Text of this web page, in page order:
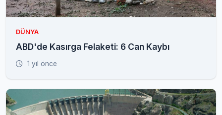
DÜNYA
ABD'de Kasırga Felaketi: 6 Can Kaybı
1 yıl önce